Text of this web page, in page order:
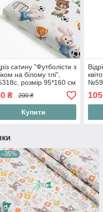
сатину "Футболісти з
на білому тлі",
розмір 95*160 см
₴ 200 ₴
Купити
–35%